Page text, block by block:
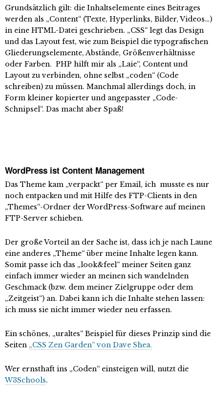
Grundsätzlich gilt: die Inhaltselemente eines Beitrages
werden als „Content“ (Texte, Hyperlinks, Bilder, Videos…)
in eine HTML-Datei geschrieben. „CSS“ legt das Design
und das Layout fest, wie zum Beispiel die typografischen
Gliederungselemente, Abstände, Größenverhältnisse
oder Farben. PHP hilft mir als „Laie“, Content und
Layout zu verbinden, ohne selbst „coden“ (Code
schreiben) zu müssen. Manchmal allerdings doch, in
Form kleiner kopierter und angepasster „Code-
Schnipsel“. Das macht aber Spaß!
WordPress ist Content Management
Das Theme kam „verpackt“ per Email, ich musste es nur
noch entpacken und mit Hilfe des FTP-Clients in den
„Themes“-Ordner der WordPress-Software auf meinen
FTP-Server schieben.
Der große Vorteil an der Sache ist, dass ich je nach Laune
eine anderes „Theme“ über meine Inhalte legen kann.
Somit passe ich das „look&feel“ meiner Seiten ganz
einfach immer wieder an meinen sich wandelnden
Geschmack (bzw. dem meiner Zielgruppe oder dem
„Zeitgeist“) an. Dabei kann ich die Inhalte stehen lassen:
ich muss sie nicht immer wieder neu erfassen.
Ein schönes, „uraltes“ Beispiel für dieses Prinzip sind die
Seiten „CSS Zen Garden“ von Dave Shea.
Wer ernsthaft ins „Coden“ einsteigen will, nutzt die
W3Schools.